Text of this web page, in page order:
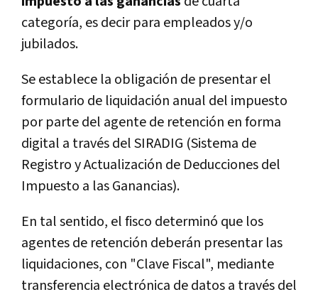
categoría, es decir para empleados y/o
jubilados.
Se establece la obligación de presentar el
formulario de liquidación anual del impuesto
por parte del agente de retención en forma
digital a través del SIRADIG (Sistema de
Registro y Actualización de Deducciones del
Impuesto a las Ganancias).
En tal sentido, el fisco determinó que los
agentes de retención deberán presentar las
liquidaciones, con "Clave Fiscal", mediante
transferencia electrónica de datos a través del